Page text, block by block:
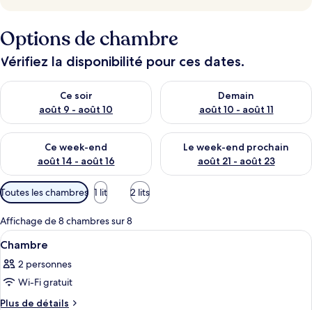
Options de chambre
Vérifiez la disponibilité pour ces dates.
Ce soir
août 9 - août 10
Vérifier la disponibilité pour ce soir août 9 - août 10
Demain
août 10 - août 11
Vérifier la disponibilité pour
Ce week-end
août 14 - août 16
Vérifier la disponibilité pour ce week-end août 14 - août 16
Le week-end prochain
août 21 - août 23
Vérifier la disponibilité pour
Filtres
disponibles
pour
les
chambres
Toutes les chambres 1 lit 2 lits
Affichage de 8 chambres sur 8
Afficher
toutes
les
photos
pour
Une chambre d’hôtel avec un
4
Chambre
2 personnes
Wi-Fi gratuit
Plus de détails
Plus